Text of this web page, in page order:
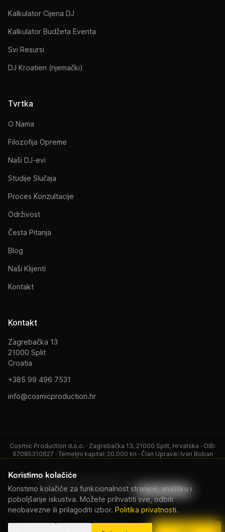
Kalkulator Cijena DJ
Kalkulator Budžeta Eventa
Svi Resursi
DJ Kroatien (njemački)
Tvrtka
O Nama
Filozofija Opreme
Naši DJ-evi
Studije Slučaja
Proces Konzultacije
Održivost
Česta Pitanja
Blog
Naši Klijenti
Kontakt
Kontakt
Zagrebačka 13
21000 Split
Croatia
+385 99 496 7531
info@cosmicproduction.hr
Cosmic Production d.o.o. · Zagrebačka 13, 21000 Split, Hrvatska · OIB:
67085310627 · Temeljni kapital: 20.000 kn · Član Uprave: Ivan Boban
© 2026 Cosmic Production. Sva prava pridržana.
Politika PrivatnostiUvjeti KorištenjaPostavke kolačića
Koristimo kolačiće
Koristimo kolačiće za funkcionalnost stranice, analitiku i
poboljšanje iskustva. Možete prihvatiti sve, odbiti
neobavezne ili prilagoditi izbor. Politika privatnosti.